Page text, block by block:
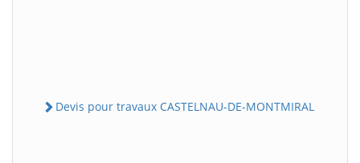
Devis pour travaux CASTELNAU-DE-MONTMIRAL